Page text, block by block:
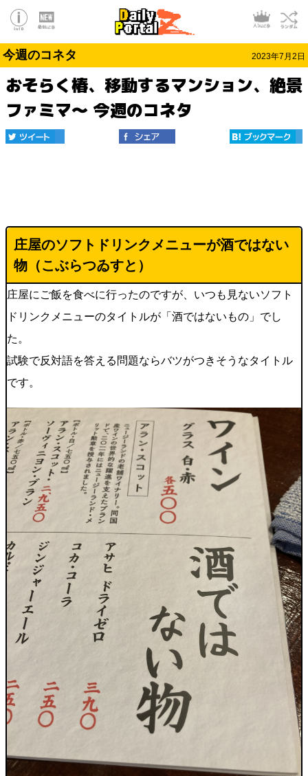
今週のコネタ 2023年7月2日
おそらく椿、移動するマンション、絶景
ファミマ～ 今週のコネタ
庄屋のソフトドリンクメニューが酒ではない
物（こぶらつゐすと ）
庄屋にご飯を食べに行ったのですが、いつも見ないソフト
ドリンクメニューのタイトルが「酒ではないもの」でし
た。
試験で反対語を答える問題ならバツがつきそうなタイトル
です。